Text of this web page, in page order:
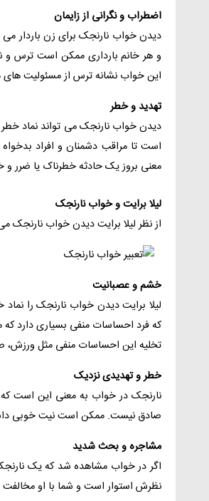
اضطراب و نگرانی از زایمان
دیدن خواب نارنجک برای زن باردار
و هر خانم بارداری ممکن است ترس و
این خواب نشانه ترس از مسئولیت های
تهدید و خطر
دیدن خواب نارنجک می تواند نماد
است تا مراقب دشمنان و افراد
معنی بروز یک حادثه خطرناک یا ضرر
لیلا برایت و خواب نارنجک
از نظر لیلا برایت دیدن خواب نارنجک می
خشم و عصبانیت
لیلا برایت دیدن خواب نارنجک را
که فرد احساسات منفی بسیاری دارد که
تخلیه این احساسات منفی مثل ورزش،
خطر و تهدیدی نزدیک
نارنجک در خواب به معنی این است
صادق نیست. ممکن است نیت خوبی
مشاجره و بحث شدید
اگر در خواب مشاهده شد که یک
نظرش استوار است و شما با او